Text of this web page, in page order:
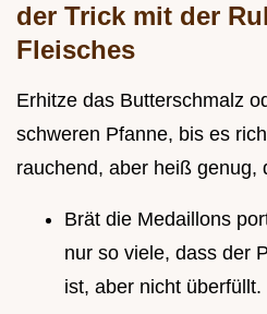
der Trick mit der
Fleisches
Erhitze das Butterschmalz
schweren Pfanne, bis es
rauchend, aber heiß genug,
Brät die Medaillons
nur so viele, dass der
ist, aber nicht überfüllt.